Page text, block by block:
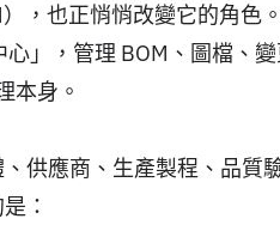
，也正悄悄改變它的角色。
」，管理 BOM、圖檔、
本身。
供應商、生產製程、品質
：